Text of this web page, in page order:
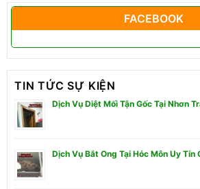
FACEBOOK
TIN TỨC SỰ KIỆN
Dịch Vụ Diệt Mối Tận Gốc Tại Nhơn
Dịch Vụ Bắt Ong Tại Hóc Môn Uy Tín